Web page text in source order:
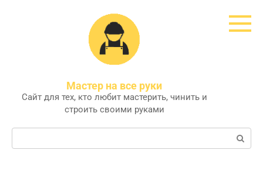
Мастер на все руки
Сайт для тех, кто любит мастерить, чинить и
строить своими руками
Поиск: